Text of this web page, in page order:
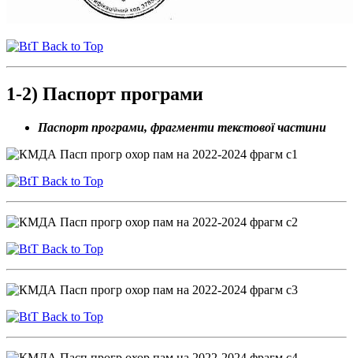
Back to Top
1-2) Паспорт програми
Паспорт програми, фрагменти текстової частини
Back to Top
Back to Top
Back to Top